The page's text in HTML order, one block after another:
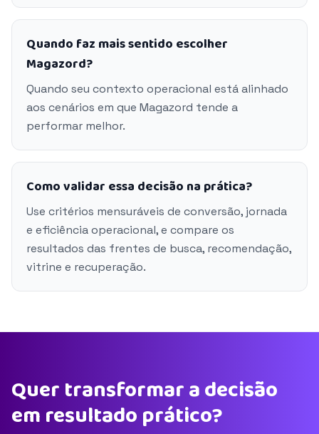
Quando faz mais sentido escolher
Magazord?
Quando seu contexto operacional está alinhado
aos cenários em que Magazord tende a
performar melhor.
Como validar essa decisão na prática?
Use critérios mensuráveis de conversão, jornada
e eficiência operacional, e compare os
resultados das frentes de busca, recomendação,
vitrine e recuperação.
Quer transformar a decisão
em resultado prático?